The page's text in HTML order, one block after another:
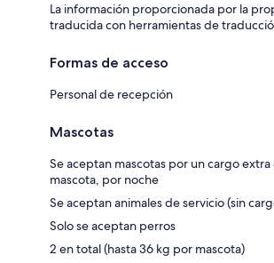
La información proporcionada por la
traducida con herramientas de
Formas de acceso
Personal de recepción
Mascotas
Se aceptan mascotas por un cargo
mascota, por noche
Se aceptan animales de servicio (sin
Solo se aceptan perros
2 en total (hasta 36 kg por mascota)